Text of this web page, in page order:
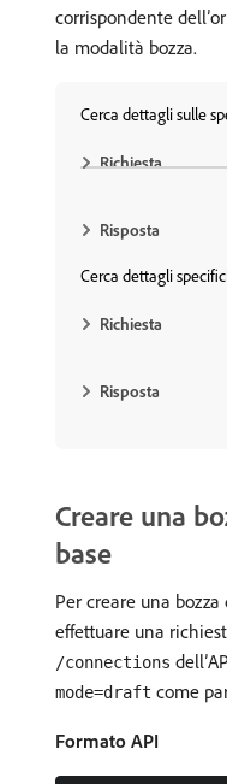
corrispondente
la modalità bozza.
Cerca dettagli sulle
Richiesta
Risposta
Cerca dettagli
Richiesta
Risposta
Creare una
base
Per creare una
effettuare una
/connections
mode=draft come
Formato API